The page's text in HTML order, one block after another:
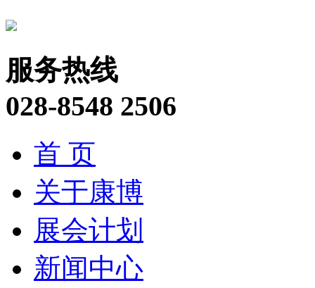
服务热线
028-8548 2506
首 页
关于康博
展会计划
新闻中心